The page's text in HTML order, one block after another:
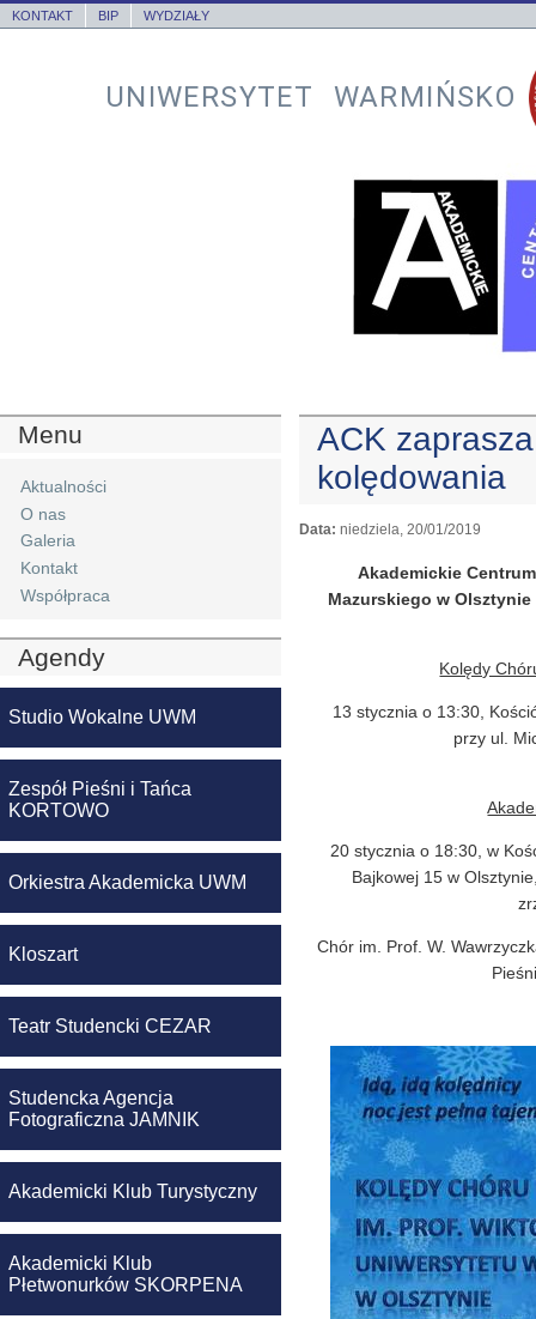
KONTAKT BIP WYDZIAŁY
UNIWERSYTET WARMIŃSKO
Menu
Aktualności
O nas
Galeria
Kontakt
Współpraca
Agendy
Studio Wokalne UWM
Zespół Pieśni i Tańca
KORTOWO
Orkiestra Akademicka UWM
Kloszart
Teatr Studencki CEZAR
Studencka Agencja
Fotograficzna JAMNIK
Akademicki Klub Turystyczny
Akademicki Klub
Płetwonurków SKORPENA
ACK
kolędowania
Data:niedziela, 20/01/2019
Akademickie
Mazurskiego w
Kolędy
13 stycznia o 13:30,
przy ul.
20 stycznia o 18:30, w
Bajkowej 15 w
Chór im. Prof. W.